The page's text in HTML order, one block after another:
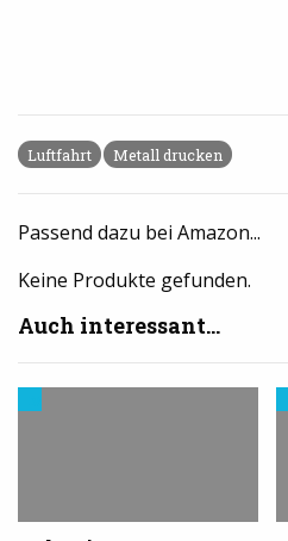
Luftfahrt Metall drucken
Passend dazu bei Amazon...
Keine Produkte gefunden.
Auch interessant...